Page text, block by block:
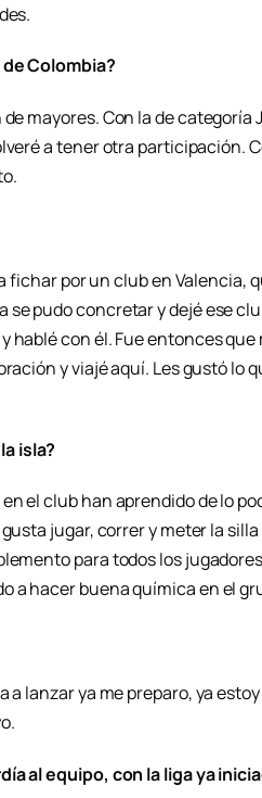
Colombia?
mayores. Con la de categoría
a tener otra participación.
fichar por un club en Valencia,
pudo concretar y dejé ese
hablé con él. Fue entonces que
y viajé aquí. Les gustó lo
isla?
el club han aprendido de lo
jugar, correr y meter la
para todos los
a hacer buena química en el
a lanzar ya me preparo, ya
al equipo, con la liga ya